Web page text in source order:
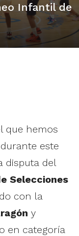
Infantil de
que hemos
este
disputa del
Selecciones
con la
y
en categoría